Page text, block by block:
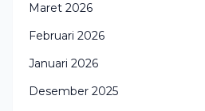
Maret 2026
Februari 2026
Januari 2026
Desember 2025